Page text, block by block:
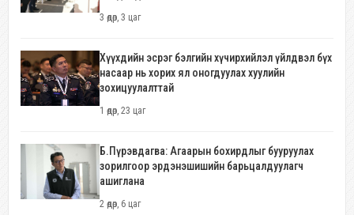
3 өдөр, 3 цаг
Хүүхдийн эсрэг бэлгийн хүчирхийлэл үйлдвэл бүх
насаар нь хорих ял оногдуулах хуулийн
зохицуулалттай
1 өдөр, 23 цаг
Б.Пүрэвдагва: Агаарын бохирдлыг бууруулах
зорилгоор эрдэнэшишийн барьцалдуулагч
ашиглана
2 өдөр, 6 цаг